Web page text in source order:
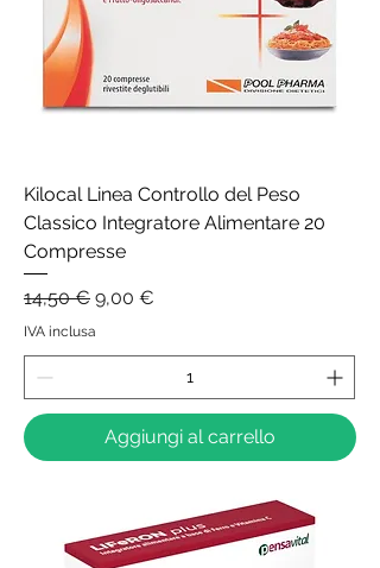
Kilocal Linea Controllo del Peso
Classico Integratore Alimentare 20
Compresse
Prezzo regolare
14,50 € Prezzo scontato
9,00 €
IVA inclusa
Aggiungi al carrello